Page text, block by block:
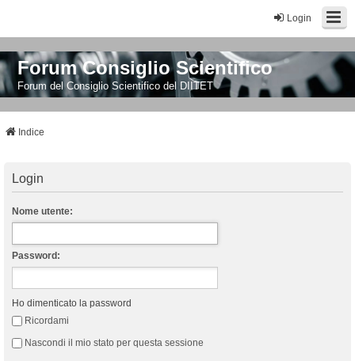
Login
Forum Consiglio Scientifico
Forum del Consiglio Scientifico del DIITET
Indice
Login
Nome utente:
Password:
Ho dimenticato la password
Ricordami
Nascondi il mio stato per questa sessione